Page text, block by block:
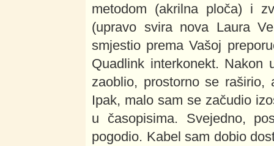
metodom (akrilna ploča) i
(upravo svira nova Laura
smjestio prema Vašoj
Quadlink interkonekt. Nakon
zaoblio, prostorno se
Ipak, malo sam se začudio
u časopisima. Svejedno,
pogodio. Kabel sam dobio